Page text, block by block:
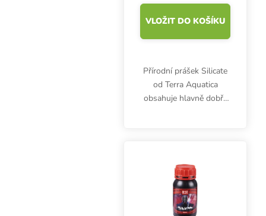
VLOŽIT DO KOŠÍKU
Přírodní prášek Silicate
od Terra Aquatica
obsahuje hlavně dobře